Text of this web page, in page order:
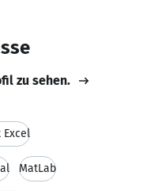
zu sehen.
MatLab